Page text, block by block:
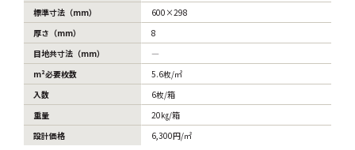
標準寸法（mm）
厚さ（mm）
目地共寸法（mm）
m²必要枚数
入数
重量
設計価格
600×298
8
―
5.6枚/㎡
6枚/箱
20㎏/箱
6,300円/㎡